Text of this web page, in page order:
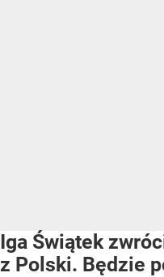
Iga Świątek
z Polski. Będzie